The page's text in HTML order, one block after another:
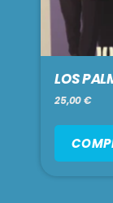
LOS
25,00€